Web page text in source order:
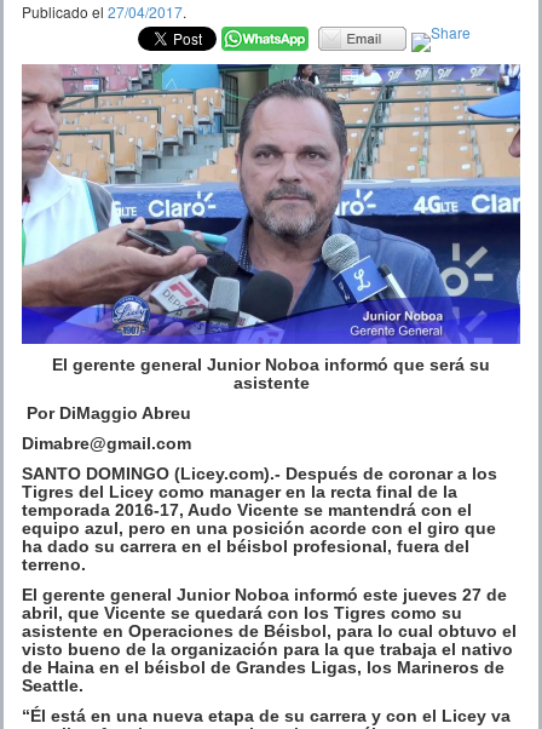
Publicado el 27/04/2017.
El gerente general Junior Noboa informó que será su
asistente
Por DiMaggio Abreu
Dimabre@gmail.com
SANTO DOMINGO (Licey.com).- Después de coronar a los
Tigres del Licey como manager en la recta final de la
temporada 2016-17, Audo Vicente se mantendrá con el
equipo azul, pero en una posición acorde con el giro que
ha dado su carrera en el béisbol profesional, fuera del
terreno.
El gerente general Junior Noboa informó este jueves 27 de
abril, que Vicente se quedará con los Tigres como su
asistente en Operaciones de Béisbol, para lo cual obtuvo el
visto bueno de la organización para la que trabaja el nativo
de Haina en el béisbol de Grandes Ligas, los Marineros de
Seattle.
“Él está en una nueva etapa de su carrera y con el Licey va